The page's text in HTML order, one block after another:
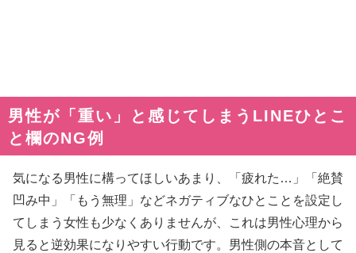
男性が「重い」と感じてしまうLINEひとこ
と欄のNG例
気になる男性に構ってほしいあまり、「疲れた…」「絶賛
凹み中」「もう無理」などネガティブなひとことを設定し
てしまう女性も少なくありませんが、これは男性心理から
見ると逆効果になりやすい行動です。男性側の本音として